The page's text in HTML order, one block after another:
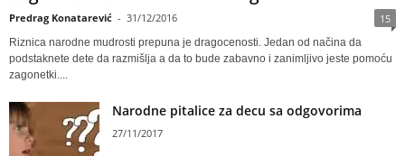
Predrag Konatarević - 31/12/2016 15
Riznica narodne mudrosti prepuna je dragocenosti. Jedan od načina da
podstaknete dete da razmišlja a da to bude zabavno i zanimljivo jeste pomoću
zagonetki....
Narodne pitalice za decu sa odgovorima
27/11/2017